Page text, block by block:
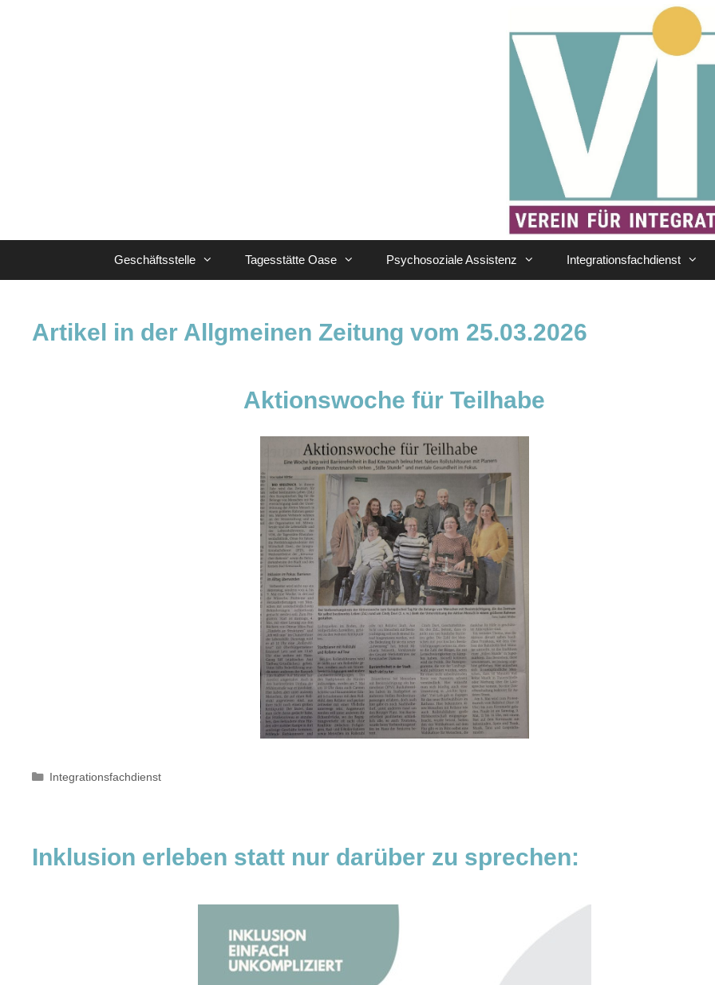
Geschäftsstelle Tagesstätte Oase Psychosoziale Assistenz Integrationsfachdienst
Artikel in der Allgmeinen Zeitung vom 25.03.2026
Aktionswoche für Teilhabe
Kategorien
Integrationsfachdienst
Inklusion erleben statt nur darüber zu sprechen: